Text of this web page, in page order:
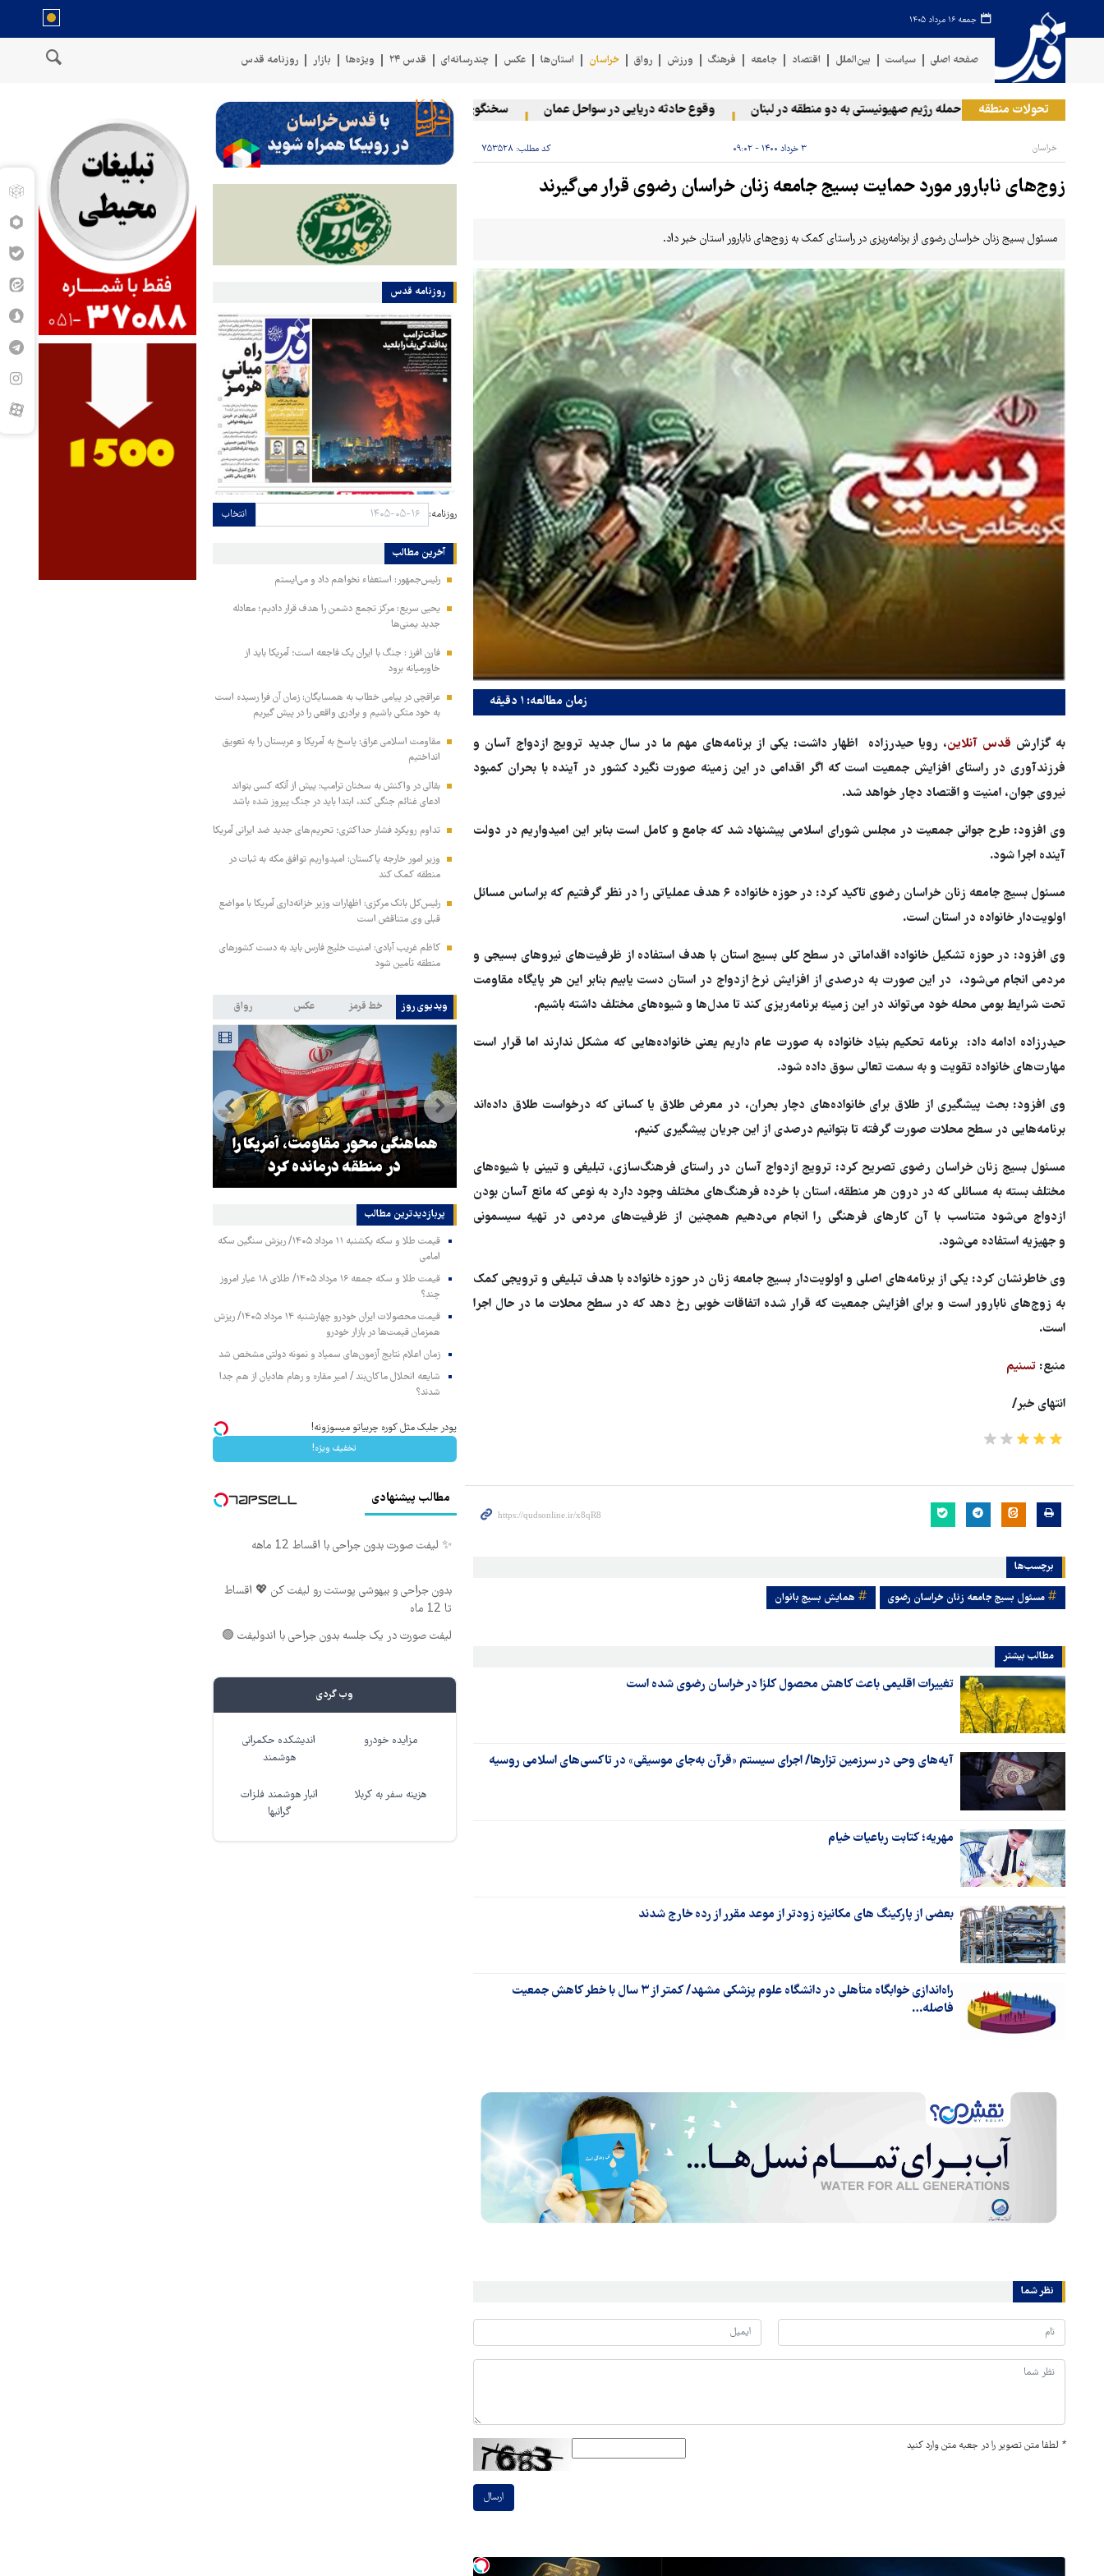
جمعه ۱۶ مرداد ۱۴۰۵
صفحه اصلی سیاست بین‌الملل اقتصاد جامعه فرهنگ ورزش رواق خراسان استان‌ها عکس چندرسانه‌ای قدس ۲۴ ویژه‌ها بازار روزنامه قدس
تحولات منطقهحمله رژیم صهیونیستی به دو منطقه در لبنان وقوع حادثه دریایی در سواحل عمان سخنگوی نیروهای مسلح یمن: کشتی نفتی عربستان را با موشک بالستیک هدف قرار دادیم
خراسان ۳ خرداد ۱۴۰۰ - ۰۹:۰۲ کد مطلب: ۷۵۳۵۲۸
زوج‌های نابارور مورد حمایت بسیج جامعه زنان خراسان رضوی قرار می‌گیرند
مسئول بسیج زنان خراسان رضوی از برنامه‌ریزی در راستای کمک به زوج‌های نابارور استان خبر داد.
زمان مطالعه: ۱ دقیقه
به گزارش قدس آنلاین، رویا حیدرزاده اظهار داشت: یکی از برنامه‌های مهم ما در سال جدید ترویج ازدواج آسان و
فرزندآوری در راستای افزایش جمعیت است که اگر اقدامی در این زمینه صورت نگیرد کشور در آینده با بحران کمبود
نیروی جوان، امنیت و اقتصاد دچار خواهد شد.
وی افزود: طرح جوانی جمعیت در مجلس شورای اسلامی پیشنهاد شد که جامع و کامل است بنابر این امیدواریم در دولت
آینده اجرا شود.
مسئول بسیج جامعه زنان خراسان رضوی تاکید کرد: در حوزه خانواده ۶ هدف عملیاتی را در نظر گرفتیم که براساس مسائل
اولویت‌دار خانواده در استان است.
وی افزود: در حوزه تشکیل خانواده اقداماتی در سطح کلی بسیج استان با هدف استفاده از ظرفیت‌های نیروهای بسیجی و
مردمی انجام می‌شود، در این صورت به درصدی از افزایش نرخ ازدواج در استان دست یابیم بنابر این هر پایگاه مقاومت
تحت شرایط بومی محله خود می‌تواند در این زمینه برنامه‌ریزی کند تا مدل‌ها و شیوه‌های مختلف داشته باشیم.
حیدرزاده ادامه داد: برنامه تحکیم بنیاد خانواده به صورت عام داریم یعنی خانواده‌هایی که مشکل ندارند اما قرار است
مهارت‌های خانواده تقویت و به سمت تعالی سوق داده شود.
وی افزود: بحث‌ پیشگیری از طلاق برای خانواده‌های دچار بحران، در معرض طلاق یا کسانی که درخواست طلاق داده‌اند
برنامه‌هایی در سطح محلات صورت گرفته تا بتوانیم درصدی از این جریان پیشگیری کنیم.
مسئول بسیج زنان خراسان رضوی تصریح کرد: ترویج ازدواج آسان در راستای فرهنگ‌سازی، تبلیغی و تبینی با شیوه‌های
مختلف بسته به مسائلی که در درون هر منطقه، استان با خرده فرهنگ‌های مختلف وجود دارد به نوعی که مانع آسان بودن
ازدواج می‌شود متناسب با آن کارهای فرهنگی را انجام می‌دهیم همچنین از ظرفیت‌های مردمی در تهیه سیسمونی
و جهیزیه استفاده می‌شود.
وی خاطرنشان کرد: یکی از برنامه‌های اصلی و اولویت‌دار بسیج جامعه زنان در حوزه خانواده با هدف تبلیغی و ترویجی کمک
به زوج‌های نابارور است و برای افزایش جمعیت که قرار شده اتفاقات خوبی رخ دهد که در سطح محلات ما در حال اجرا
است.
منبع: تسنیم
انتهای خبر/
برچسب‌ها
مسئول بسیج جامعه زنان خراسان رضوی همایش بسیج بانوان
مطالب بیشتر
تغییرات اقلیمی باعث کاهش محصول کلزا در خراسان رضوی شده است
آیه‌های وحی در سرزمین تزارها/ اجرای سیستم «قرآن به‌جای موسیقی» در تاکسی‌های اسلامی روسیه
مهریه؛ کتابت رباعیات خیام
بعضی از پارکینگ های مکانیزه زودتر از موعد مقرر از رده خارج شدند
راه‌اندازی خوابگاه متأهلی در دانشگاه علوم پزشکی مشهد/ کمتر از ۳ سال با خطر کاهش جمعیت
فاصله…
نظر شما
* لطفا متن تصویر را در جعبه متن وارد کنید
ارسال
روزنامه قدس
روزنامه: انتخاب
آخرین مطالب
رئیس‌جمهور: استعفاء نخواهم داد و می‌ایستم
یحیی سریع: مرکز تجمع دشمن را هدف قرار دادیم؛ معادله
جدید یمنی‌ها
فارن افرز : جنگ با ایران یک فاجعه است؛ آمریکا باید از
خاورمیانه برود
عراقچی در پیامی خطاب به همسایگان: زمان آن فرا رسیده است
به خود متکی باشیم و برادری واقعی را در پیش گیریم
مقاومت اسلامی عراق: پاسخ به آمریکا و عربستان را به تعویق
انداختیم
بقائی در واکنش به سخنان ترامپ: پیش از آنکه کسی بتواند
ادعای غنائم جنگی کند، ابتدا باید در جنگ پیروز شده باشد
تداوم رویکرد فشار حداکثری؛ تحریم‌های جدید ضد ایرانی آمریکا
وزیر امور خارجه پاکستان: امیدواریم توافق مکه به ثبات در
منطقه کمک کند
رئیس‌کل بانک مرکزی: اظهارات وزیر خزانه‌داری آمریکا با مواضع
قبلی وی متناقض است
کاظم غریب آبادی: امنیت خلیج فارس باید به دست کشورهای
منطقه تأمین شود
ویدیوی روز خط قرمز عکس رواق
درمانده کرد
ترامپ نماد فساد، اقتدارگرایی و
جنگ‌طلبی است!
۳ میلیون زائر اربعین به کشور
بازگشتند
هماهنگی محور مقاومت، آمریکا را
در منطقه درمانده کرد
پربازدیدترین‌ مطالب
قیمت طلا و سکه یکشنبه ۱۱ مرداد ۱۴۰۵/ ریزش سنگین سکه
امامی
قیمت طلا و سکه جمعه ۱۶ مرداد ۱۴۰۵/ طلای ۱۸ عیار امروز
چند؟
قیمت محصولات ایران خودرو چهارشنبه ۱۴ مرداد ۱۴۰۵/ ریزش
همزمان قیمت‌ها در بازار خودرو
زمان اعلام نتایج آزمون‌های سمپاد و نمونه دولتی مشخص شد
شایعه انحلال ماکان‌بند / امیر مقاره و رهام هادیان از هم جدا
شدند؟
پودر جلبک مثل کوره چربیاتو میسوزونه!
تخفیف ویژه!
مطالب پیشنهادی
✨ لیفت صورت بدون جراحی با اقساط 12 ماهه
بدون جراحی و بیهوشی پوستت رو لیفت کن 💖 اقساط
تا 12 ماه
لیفت صورت در یک جلسه بدون جراحی با اندولیفت 🟢
وب گردی
مزایده خودرو
اندیشکده حکمرانی
هوشمند
هزینه سفر به کربلا
انبار هوشمند فلزات
گرانبها